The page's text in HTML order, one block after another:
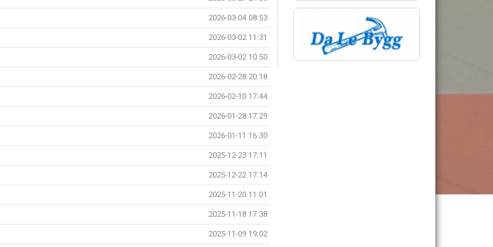
2026-03-04 08:53
2026-03-02 11:31
2026-03-02 10:50
2026-02-28 20:18
2026-02-10 17:44
2026-01-28 17:29
2026-01-11 16:30
2025-12-23 17:11
2025-12-22 17:14
2025-11-20 11:01
2025-11-18 17:38
2025-11-09 19:02